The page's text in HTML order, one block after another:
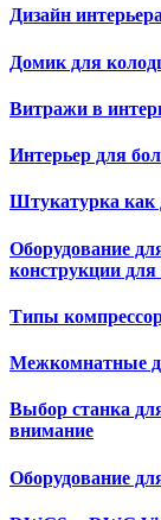
Дизайн
Домик для
Витражи в
Интерьер для
Штукатурка как
Оборудование
конструкции для
Типы
Межкомнатные
Выбор станка
внимание
Оборудование